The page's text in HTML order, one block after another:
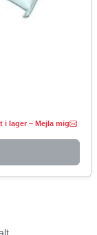
i lager – Mejla mig